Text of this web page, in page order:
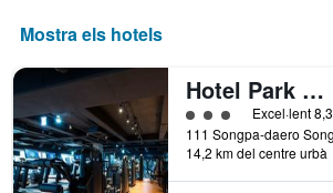
Mostra els hotels
Hotel Park Habio
Categoria 3Excel·lent 8,3
14,2 km del centre urbà